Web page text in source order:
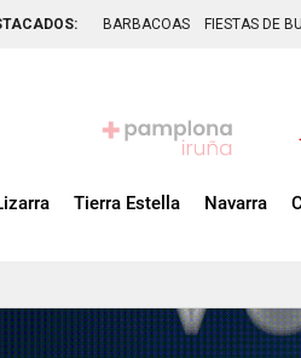
BARBACOAS FIESTAS DE
Tierra Estella Navarra